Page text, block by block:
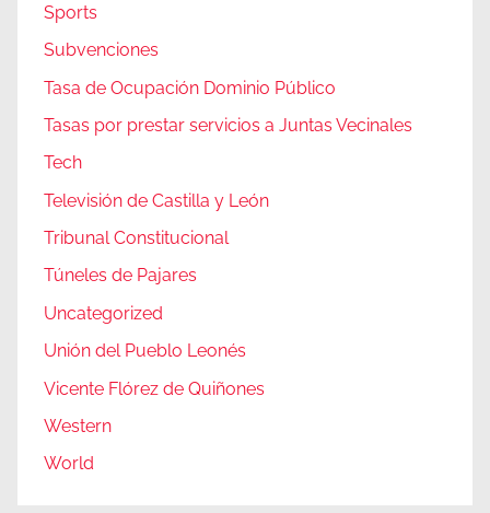
Sports
Subvenciones
Tasa de Ocupación Dominio Público
Tasas por prestar servicios a Juntas Vecinales
Tech
Televisión de Castilla y León
Tribunal Constitucional
Túneles de Pajares
Uncategorized
Unión del Pueblo Leonés
Vicente Flórez de Quiñones
Western
World